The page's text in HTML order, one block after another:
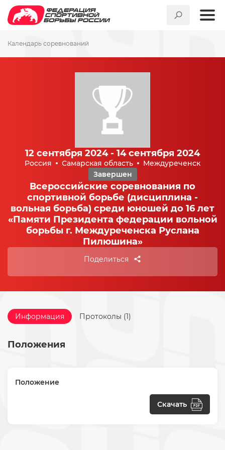
Календарь соревнований
12 сентября 2024 - 14 сентября 2024
Россия Самарская область
Междуреченск
Завершен
Всероссийские соревнования по
спортивной борьбе (дисциплина -
вольная борьба) среди юношей до 16 лет
«Памяти Президента федерации вольной
борьбы г. Междуреченска Руслана
Пилюшина»
Поделиться
Информация Протоколы (1)
Положения
Положение
Скачать